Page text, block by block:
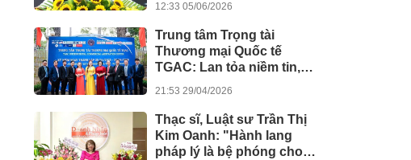
12:33 05/06/2026
Trung tâm Trọng tài
Thương mại Quốc tế
TGAC: Lan tỏa niềm tin,
21:53 29/04/2026
Thạc sĩ, Luật sư Trần Thị
Kim Oanh: "Hành lang
pháp lý là bệ phóng cho